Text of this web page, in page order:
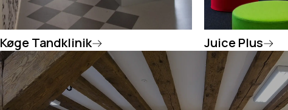
Køge Tandklinik Juice Plus